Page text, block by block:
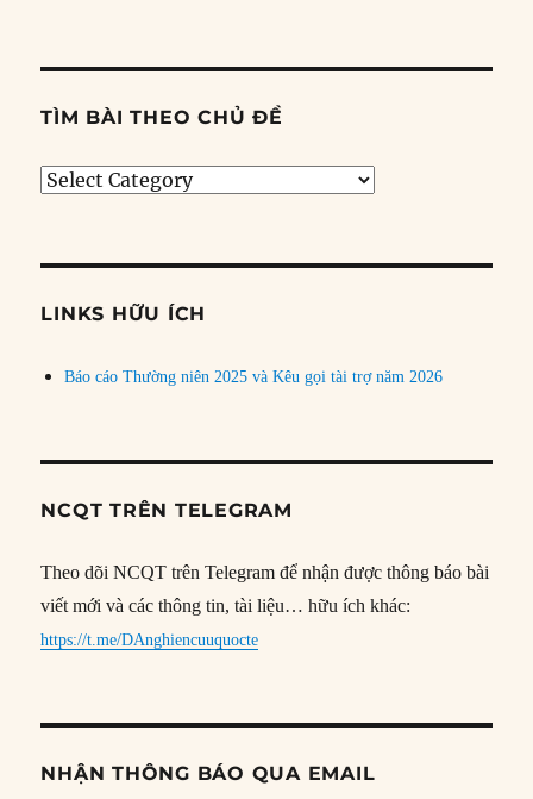
TÌM BÀI THEO CHỦ ĐỀ
Tìm
đề
LINKS HỮU ÍCH
Báo cáo Thường niên 2025 và Kêu gọi tài trợ năm 2026
NCQT TRÊN TELEGRAM
Theo dõi NCQT trên Telegram để nhận được thông báo bài
viết mới và các thông tin, tài liệu… hữu ích khác:
https://t.me/DAnghiencuuquocte
NHẬN THÔNG BÁO QUA EMAIL